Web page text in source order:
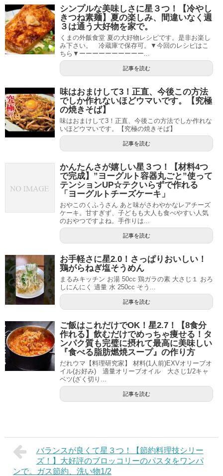
シンプルな美味しさに星３つ！【冷やし
きつね素麺】夏の楽しみ、間違いなく週
３は通う大好物を家で。
くまの外飯食堂 夏の大好物レシピです。是非お楽し
み下さい。 冷蔵庫で保存可。▼今回のレシピはこ
ちら▼ーーーーーーーーーー...
記事を読む
味はおまけして3！正直、今後この方法
でしか作れないほどウマいです。【究極
の焼きそば】
味はおまけして3！正直、今後この方法でしか作れな
いほどウマいです。【究極の焼きそば】
記事を読む
かんたんさが嬉しい星３つ！【材料4つ
で完成】”ヨーグルト容器丸ごと”使って
テンションUP☆テクいらずで作れる
「ヨーグルトチーズケーキ」
おやこのくふうさん あと味がさわやかなレアチーズ
ケーキ。甘すぎず、子どもも大人も食べやすい人気
のおやつですよね。手作りは...
記事を読む
お手軽さに星2.0！さっぱりおいしい！
鶏がらねぎ塩そうめん
まるみキッチン お湯 50cc 鶏ガラの素 大さじ１ おろ
しにんにく 適量 水 250cc そう...
記事を読む
ご飯はこれだけでOK！星2.7！【8食分
作れる】飲むだけでめっちゃ痩せる！タ
ンパク質も完璧に摂れて最高に美味しい
『食べる脂肪燃焼スープ』の作り方
だれウマ【料理研究家】 材料(1人前)EXVオリーブオ
イル(お好み) 適量オリーブオイル 大さじ1/2キャ
ベツ(ざく切り...
記事を読む
バランスが良くて星３つ！【節約料理技シリー
ズ！】大好評のブロッコリーのパスタをワンパ
ンで。ガス節約、洗い物1/2